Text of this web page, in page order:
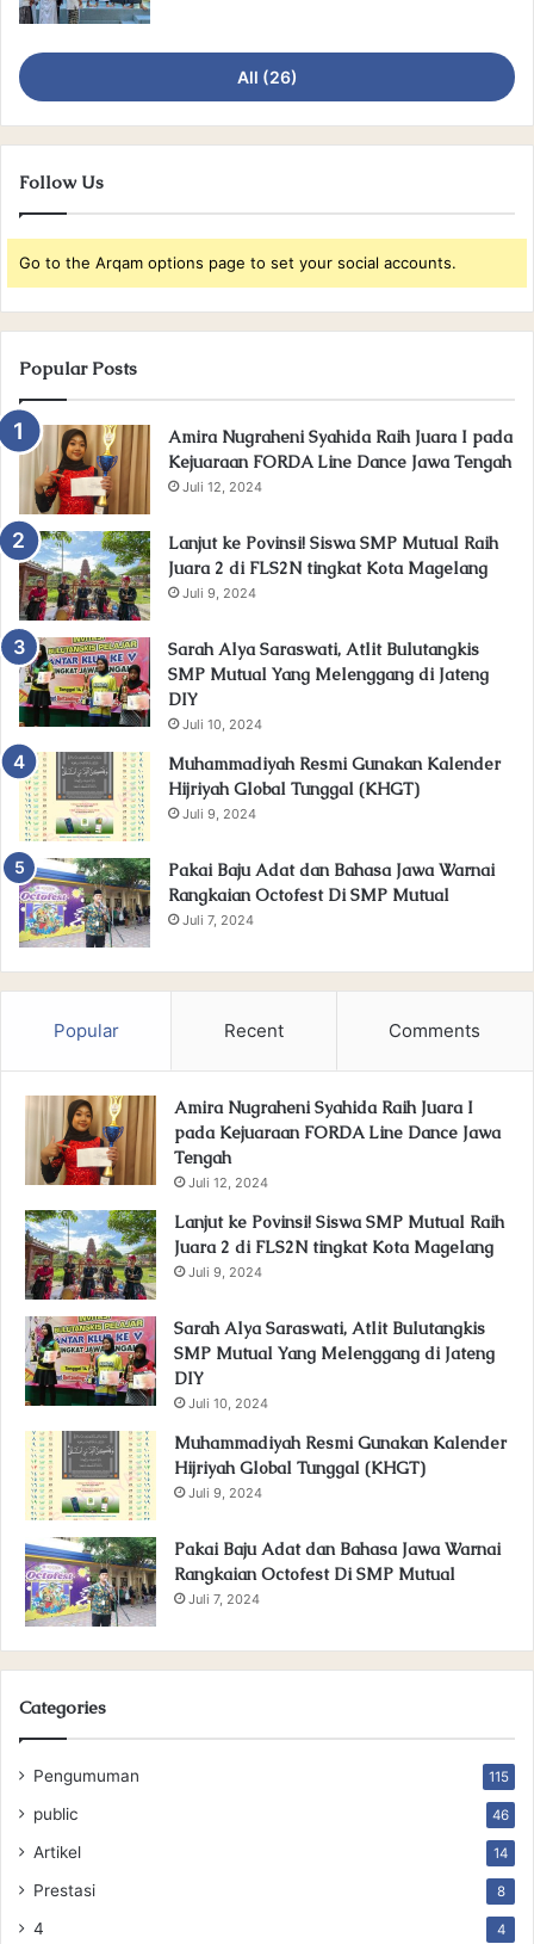
All (26)
Follow Us
Go to the Arqam options page to set your social accounts.
Popular Posts
Amira Nugraheni Syahida Raih Juara I pada
Kejuaraan FORDA Line Dance Jawa Tengah
Juli 12, 2024
Lanjut ke Povinsi! Siswa SMP Mutual Raih
Juara 2 di FLS2N tingkat Kota Magelang
Juli 9, 2024
Sarah Alya Saraswati, Atlit Bulutangkis
SMP Mutual Yang Melenggang di Jateng
DIY
Juli 10, 2024
Muhammadiyah Resmi Gunakan Kalender
Hijriyah Global Tunggal (KHGT)
Juli 9, 2024
Pakai Baju Adat dan Bahasa Jawa Warnai
Rangkaian Octofest Di SMP Mutual
Juli 7, 2024
Popular Recent Comments
Amira Nugraheni Syahida Raih Juara I
pada Kejuaraan FORDA Line Dance Jawa
Tengah
Juli 12, 2024
Lanjut ke Povinsi! Siswa SMP Mutual Raih
Juara 2 di FLS2N tingkat Kota Magelang
Juli 9, 2024
Sarah Alya Saraswati, Atlit Bulutangkis
SMP Mutual Yang Melenggang di Jateng
DIY
Juli 10, 2024
Muhammadiyah Resmi Gunakan Kalender
Hijriyah Global Tunggal (KHGT)
Juli 9, 2024
Pakai Baju Adat dan Bahasa Jawa Warnai
Rangkaian Octofest Di SMP Mutual
Juli 7, 2024
Categories
Pengumuman 115
public 46
Artikel 14
Prestasi 8
4 4